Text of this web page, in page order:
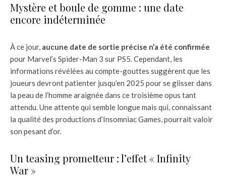
Mystère et boule de gomme : une date
encore indéterminée
À ce jour, aucune date de sortie précise n’a été confirmée
pour Marvel’s Spider-Man 3 sur PS5. Cependant, les
informations révélées au compte-gouttes suggèrent que les
joueurs devront patienter jusqu’en 2025 pour se glisser dans
la peau de l’homme araignée dans ce troisième opus tant
attendu. Une attente qui semble longue mais qui, connaissant
la qualité des productions d’Insomniac Games, pourrait valoir
son pesant d’or.
Un teasing prometteur : l’effet « Infinity
War »